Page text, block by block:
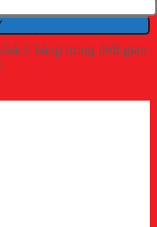
hàng trong thời gian